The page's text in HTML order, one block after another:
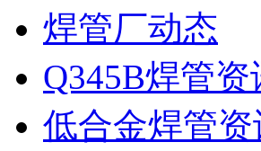
焊管厂动态
Q345B焊管资
低合金焊管资